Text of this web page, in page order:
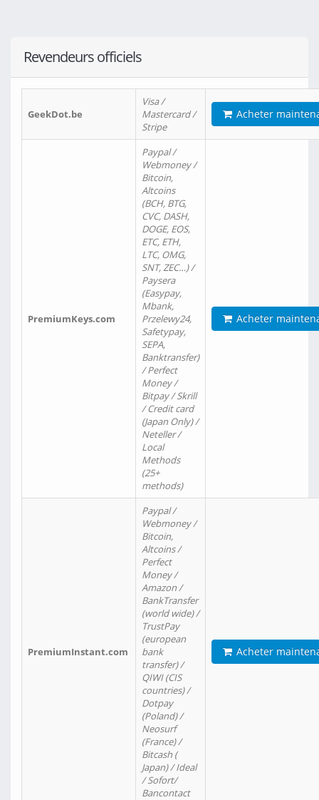
Revendeurs officiels
GeekDot.be
Visa /
Mastercard /
Stripe
Acheter
PremiumKeys.com
Paypal /
Webmoney /
Bitcoin,
Altcoins
(BCH, BTG,
CVC, DASH,
DOGE, EOS,
ETC, ETH,
LTC, OMG,
SNT, ZEC…) /
Paysera
(Easypay,
Mbank,
Przelewy24,
Safetypay,
SEPA,
Banktransfer)
/ Perfect
Money /
Bitpay / Skrill
/ Credit card
(Japan Only) /
Neteller /
Local
Methods
(25+
methods)
Acheter
PremiumInstant.com
Paypal /
Webmoney /
Bitcoin,
Altcoins /
Perfect
Money /
Amazon /
BankTransfer
(world wide) /
TrustPay
(european
bank
transfer) /
QIWI (CIS
countries) /
Dotpay
(Poland) /
Neosurf
(France) /
Bitcash (
Japan) / Ideal
/ Sofort/
Bancontact
Acheter